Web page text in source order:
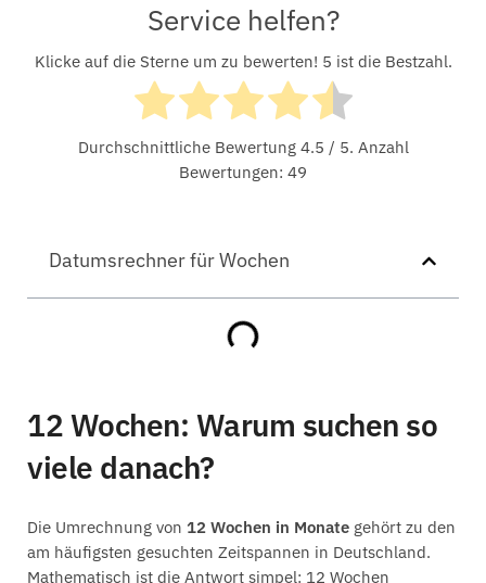
Service helfen?
Klicke auf die Sterne um zu bewerten! 5 ist die Bestzahl.
Durchschnittliche Bewertung 4.5 / 5. Anzahl
Bewertungen: 49
Datumsrechner für Wochen
12 Wochen: Warum suchen so
viele danach?
Die Umrechnung von 12 Wochen in Monate gehört zu den
am häufigsten gesuchten Zeitspannen in Deutschland.
Mathematisch ist die Antwort simpel: 12 Wochen